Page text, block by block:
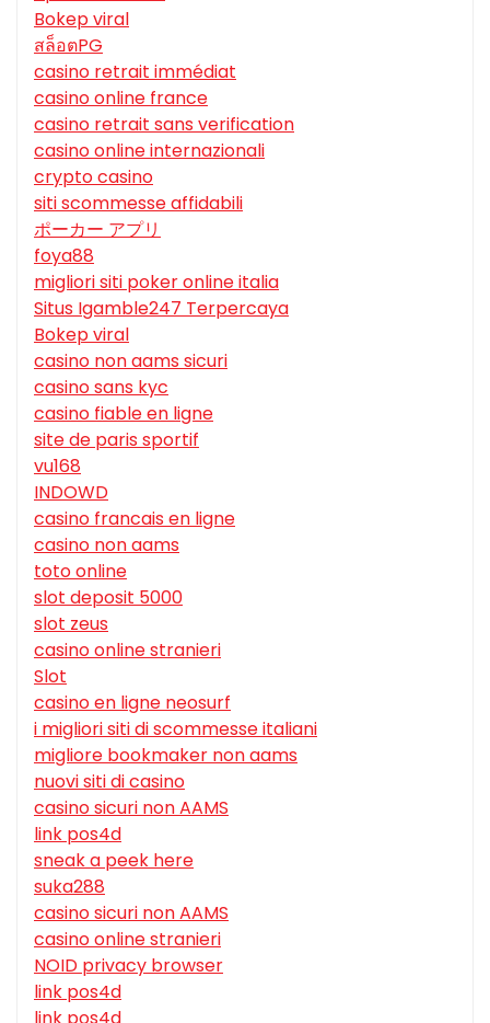
Bokep viral
สล็อตPG
casino retrait immédiat
casino online france
casino retrait sans verification
casino online internazionali
crypto casino
siti scommesse affidabili
ポーカー アプリ
foya88
migliori siti poker online italia
Situs Igamble247 Terpercaya
Bokep viral
casino non aams sicuri
casino sans kyc
casino fiable en ligne
site de paris sportif
vu168
INDOWD
casino francais en ligne
casino non aams
toto online
slot deposit 5000
slot zeus
casino online stranieri
Slot
casino en ligne neosurf
i migliori siti di scommesse italiani
migliore bookmaker non aams
nuovi siti di casino
casino sicuri non AAMS
link pos4d
sneak a peek here
suka288
casino sicuri non AAMS
casino online stranieri
NOID privacy browser
link pos4d